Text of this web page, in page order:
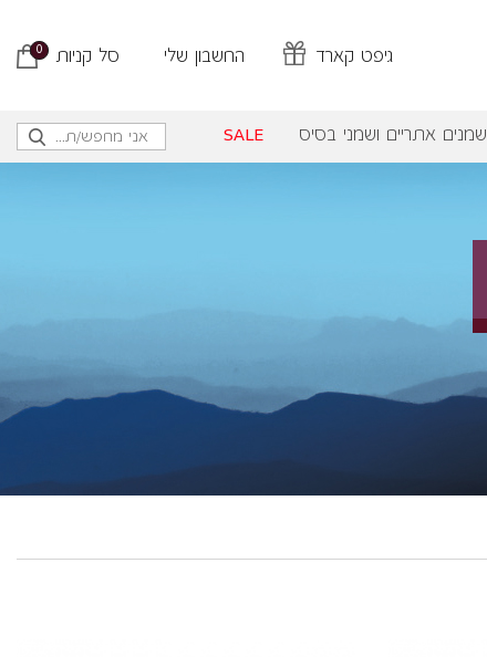
סל קניות 0 החשבון שלי גיפט קארד
שמנים אתריים ושמני בסיס SALE